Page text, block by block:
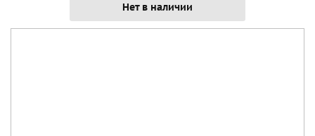
Нет в наличии